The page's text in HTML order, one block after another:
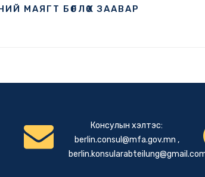
МАЯГТ БӨГЛӨХ ЗААВАР
Консулын хэлтэс:
berlin.consul@mfa.gov.mn ,